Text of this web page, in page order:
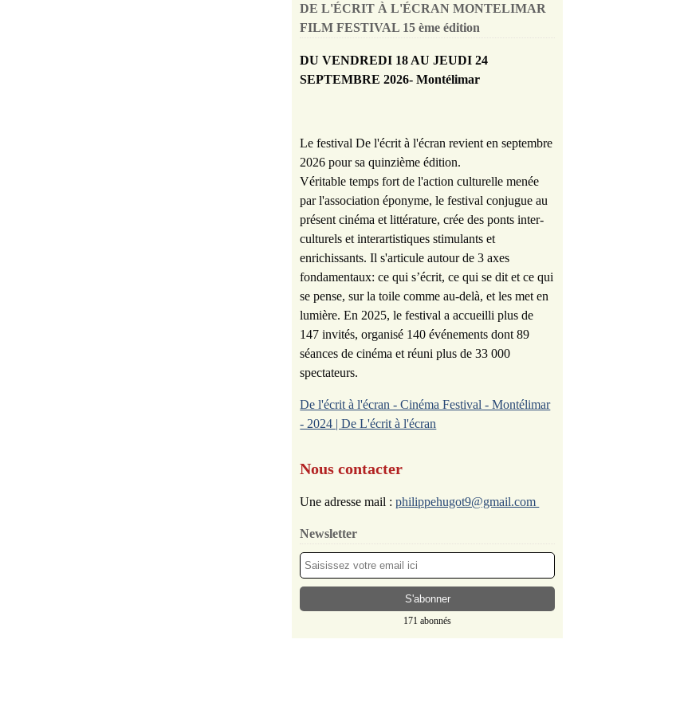
DE L'ÉCRIT À L'ÉCRAN MONTELIMAR
FILM FESTIVAL 15 ème édition
DU VENDREDI 18 AU JEUDI 24
SEPTEMBRE 2026- Montélimar
Le festival De l'écrit à l'écran revient en septembre
2026 pour sa quinzième édition.
Véritable temps fort de l'action culturelle menée
par l'association éponyme, le festival conjugue au
présent cinéma et littérature, crée des ponts inter-
culturels et interartistiques stimulants et
enrichissants. Il s'articule autour de 3 axes
fondamentaux: ce qui s’écrit, ce qui se dit et ce qui
se pense, sur la toile comme au-delà, et les met en
lumière. En 2025, le festival a accueilli plus de
147 invités, organisé 140 événements dont 89
séances de cinéma et réuni plus de 33 000
spectateurs.
De l'écrit à l'écran - Cinéma Festival - Montélimar
- 2024 | De L'écrit à l'écran
Nous contacter
Une adresse mail :philippehugot9@gmail.com
Newsletter
171 abonnés